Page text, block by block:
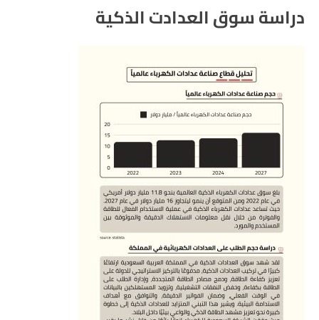
دراسة سوق العدادت الذكية